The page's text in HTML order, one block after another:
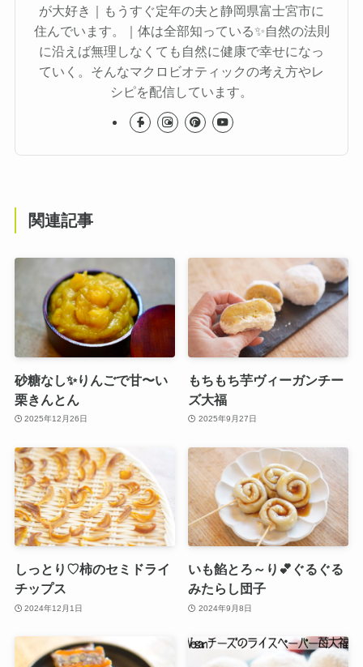
が大好き｜もうすぐ定年の夫と静岡県富士宮市に
住んでいます。｜体は全部知っている✨自然の法則
に沿えば無理しなくても自然に健康で幸せになっ
ていく。そんなマクロビオティックの考え方やレ
シピを配信しています。
関連記事
砂糖なし✨りんごで甘〜い
栗きんとん
2025年12月26日
もちもち芋ヴィーガンチー
ズ大福
2025年9月27日
しっとり♡柿のセミドライ
チップス
2024年12月1日
いも餡とろ～り💕ぐるぐる
みたらし団子
2024年9月8日